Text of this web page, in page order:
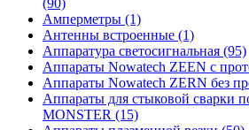
(90)
Амперметры (1)
Антенны встроенные (1)
Аппаратура светосигнальная (95)
Аппараты Nowatech ZEEN c
Аппараты Nowatech ZERN без
Аппараты для стыковой сварки
MONSTER (15)